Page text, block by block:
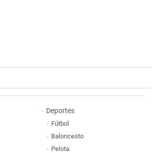
Deportes
Fútbol
Baloncesto
Pelota